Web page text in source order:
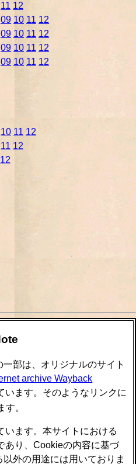
11 12
09 10 11 12
09 10 11 12
09 10 11 12
09 10 11 12
10 11 12
11 12
12
部は、オリジナルのサイト
archive Wayback
います。そのようなリンクに
す。
います。本サイトにおける
あり、Cookieの内容に基づ
外の用途には用いておりま